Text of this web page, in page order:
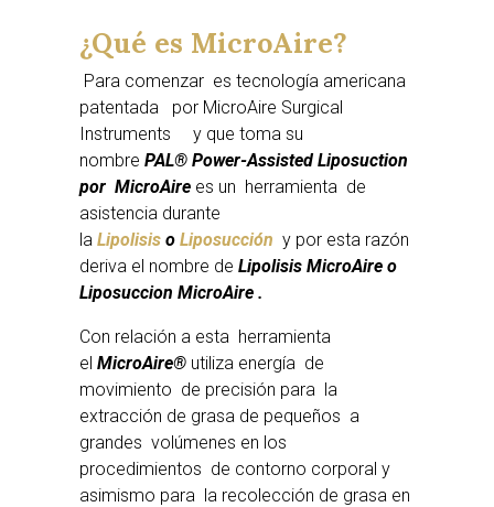
¿Qué es MicroAire?
Para comenzar es tecnología americana
patentada por MicroAire Surgical
Instruments y que toma su
nombre PAL® Power-Assisted Liposuction
por MicroAire es un herramienta de
asistencia durante
la Lipolisiso Liposucción y por esta razón
deriva el nombre de Lipolisis MicroAire o
Liposuccion MicroAire .
Con relación a esta herramienta
el MicroAire® utiliza energía de
movimiento de precisión para la
extracción de grasa de pequeños a
grandes volúmenes en los
procedimientos de contorno corporal y
asimismo para la recolección de grasa en